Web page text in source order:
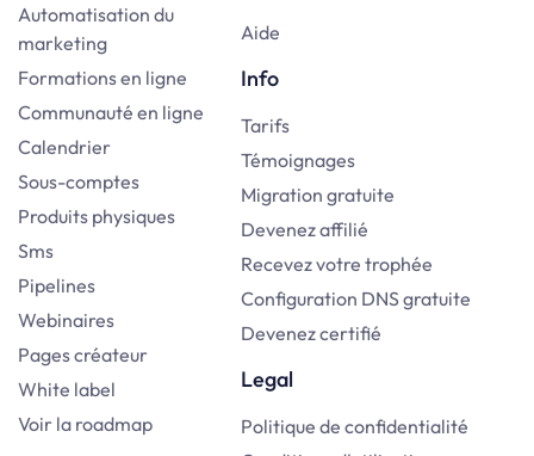
Automatisation du
marketing
Formations en ligne
Communauté en ligne
Calendrier
Sous-comptes
Produits physiques
Sms
Pipelines
Webinaires
Pages créateur
White label
Voir la roadmap
Aide
Info
Tarifs
Témoignages
Migration gratuite
Devenez affilié
Recevez votre trophée
Configuration DNS gratuite
Devenez certifié
Legal
Politique de confidentialité